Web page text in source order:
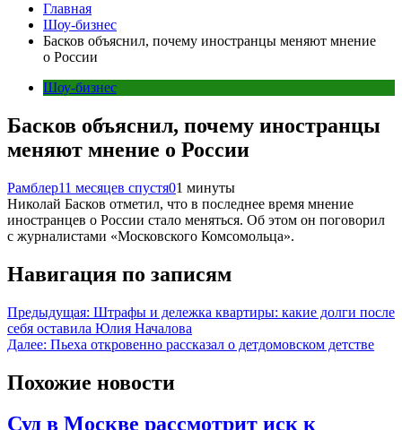
Главная
Шоу-бизнес
Басков объяснил, почему иностранцы меняют мнение
о России
Шоу-бизнес
Басков объяснил, почему иностранцы
меняют мнение о России
Рамблер11 месяцев спустя01 минуты
Николай Басков отметил, что в последнее время мнение
иностранцев о России стало меняться. Об этом он поговорил
с журналистами «Московского Комсомольца».
Навигация по записям
Предыдущая: Штрафы и дележка квартиры: какие долги после
себя оставила Юлия Началова
Далее: Пьеха откровенно рассказал о детдомовском детстве
Похожие новости
Суд в Москве рассмотрит иск к